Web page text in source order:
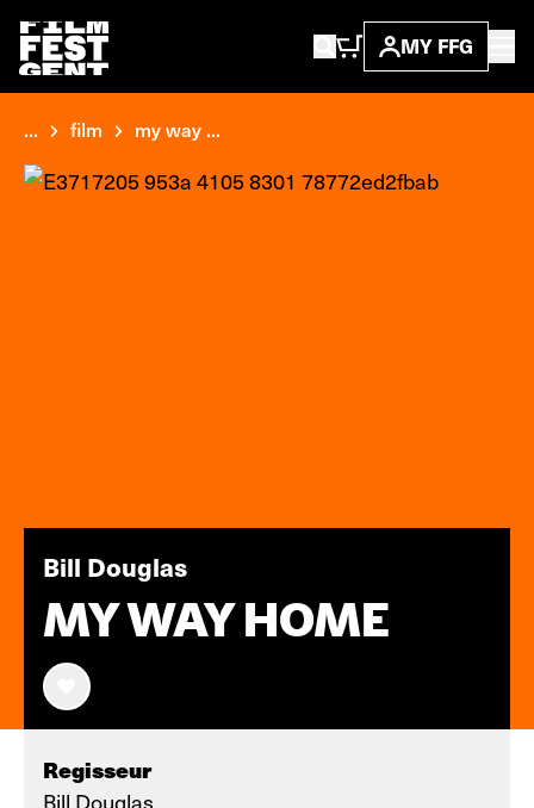
MY FFG
... film my way ...
Bill Douglas
MY WAY HOME
Regisseur
Bill Douglas